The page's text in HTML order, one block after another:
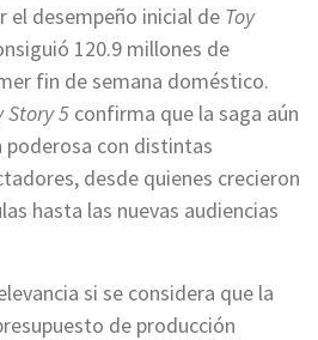
el desempeño inicial de Toy
120.9 millones de
fin de semana doméstico.
Story 5 confirma que la saga aún
poderosa con distintas
desde quienes crecieron
hasta las nuevas audiencias
si se considera que la
de producción